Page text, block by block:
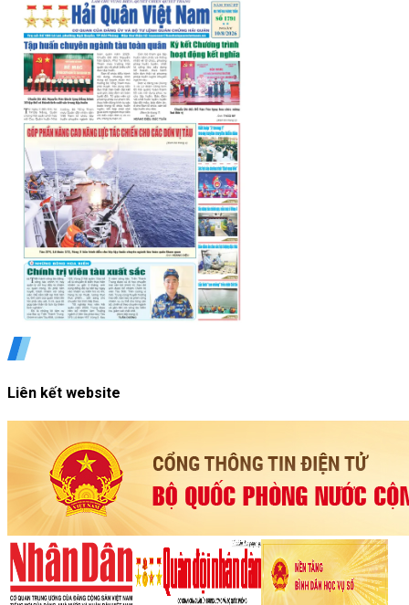
Liên kết website